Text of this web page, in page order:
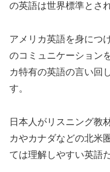
の英語は世界標準とさ
アメリカ英語を身につ
のコミュニケーション
カ特有の英語の言い回
す。
日本人がリスニング教
カやカナダなどの北米
ては理解しやすい英語